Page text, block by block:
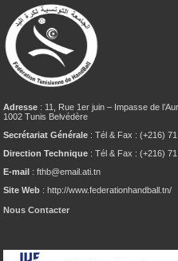
Adresse : 11, Rue 1er juin – Impasse de
1002 Tunis Belvédère
Secrétariat Générale : Tél & Fax : (+216)
Direction Technique : Tél & Fax : (+216)
E-mail : fthb@email.ati.tn
Site Web : http://www.federationhandball.tn/
Nous Contacter